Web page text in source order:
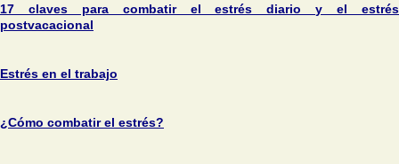
17 claves para combatir el estrés diario y el estrés
postvacacional
Estrés en el trabajo
¿Cómo combatir el estrés?